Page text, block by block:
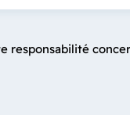
responsabilité